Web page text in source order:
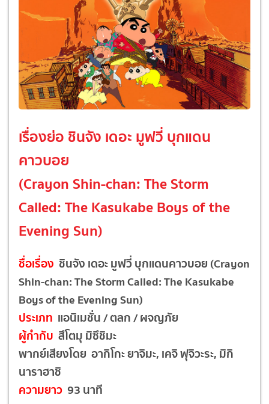
เรื่องย่อ ชินจัง เดอะ มูฟวี่ บุกแดน
คาวบอย
(Crayon Shin-chan: The Storm
Called: The Kasukabe Boys of the
Evening Sun)
ชื่อเรื่อง ชินจัง เดอะ มูฟวี่ บุกแดนคาวบอย (Crayon
Shin-chan: The Storm Called: The Kasukabe
Boys of the Evening Sun)
ประเภท แอนิเมชั่น / ตลก / ผจญภัย
ผู้กำกับ สึโตมุ มิซึชิมะ
พากย์เสียงโดย อากิโกะ ยาจิมะ, เคจิ ฟุจิวะระ, มิกิ
นาราฮาชิ
ความยาว 93 นาที